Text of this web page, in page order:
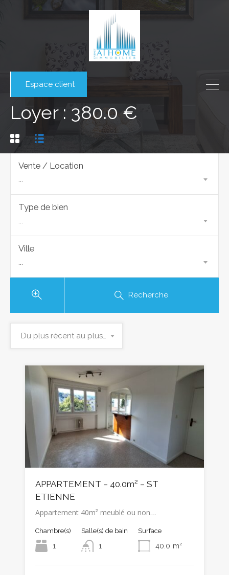
Espace client
Loyer : 380.0 €
Vente / Location
...
Type de bien
...
Ville
...
Recherche
Du plus récent au plus ancien
APPARTEMENT – 40.0m² – ST
ETIENNE
Appartement 40m² meublé ou non…
Chambre(s)
1
Salle(s) de bain
1
Surface
40.0 m²